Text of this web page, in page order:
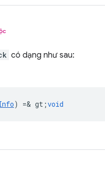
có dạng như sau:
) =& gt;void